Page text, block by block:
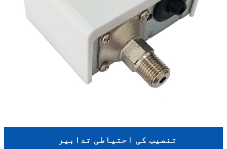
تنصیب کی احتیاطی تدابیر